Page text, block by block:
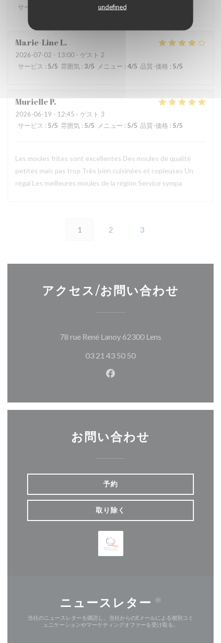
undefined
サービス
メニュー:
Marie-LineL
2026-07-02 - 13:00 - ゲスト 2
サービス : 5/5 雰囲気 : 3/5 メニュー : 4/5 品質-価格 : 5/5
MurielleP
2026-06-19 - 12:45 - ゲスト 3
サービス : 5/5 雰囲気 : 5/5 メニュー : 5/5 品質-価格 : 5/5
Les moules frites sont excellentes Des moules de qualité
petites mais pas trop Très bien cuisinées et copieuses Un
régal Les meilleures moules de la région Service sympa
1 2 3
アクセス/お問い合わせ
78 rue René Lanoy 62300 Lens
03 21 43 50 50
Facebook ((新しいウィン
お問い合わせ
予約
取り除く
ニュースレター *
当社のニュースレターを購読し、当社からのEメールによる個別コミ
ュニケーションやマーケティングオファーを受け取る。